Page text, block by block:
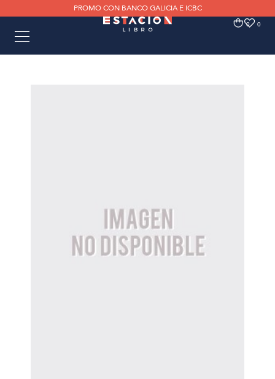
PROMO CON BANCO GALICIA E ICBC
0 0